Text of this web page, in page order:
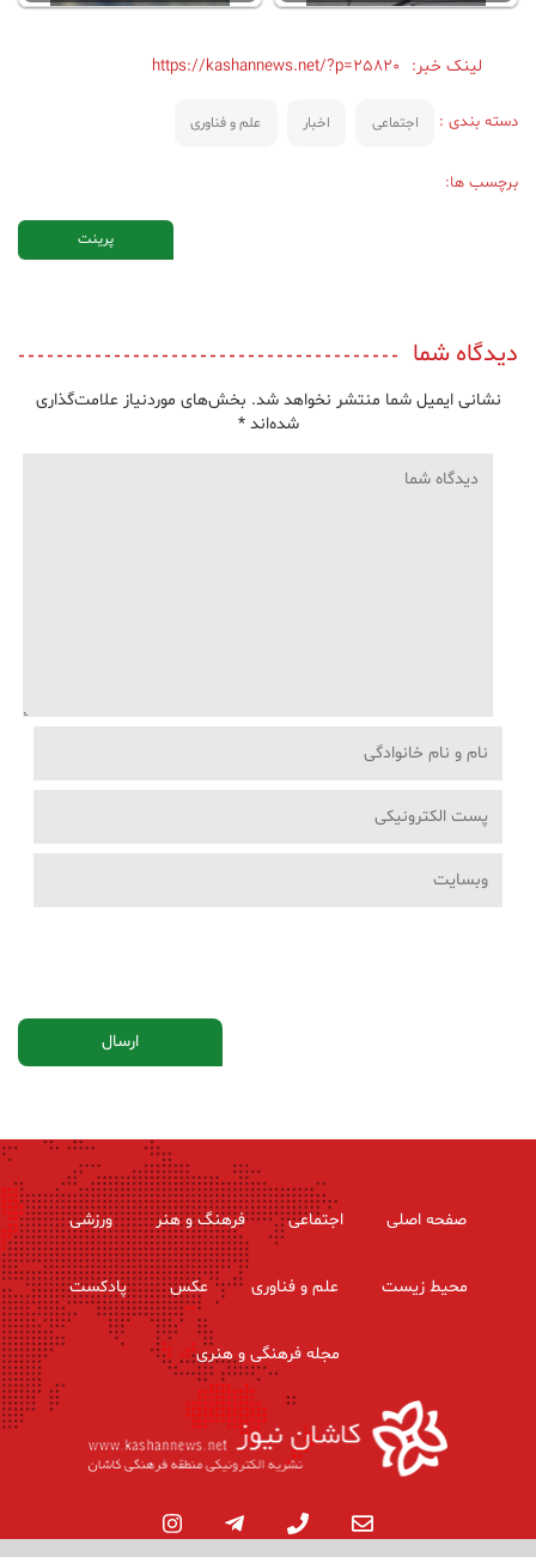
لینک خبر: https://kashannews.net/?p=25820
دسته بندی : اجتماعی اخبار علم و فناوری
برچسب ها:
پرینت
دیدگاه شما
نشانی ایمیل شما منتشر نخواهد شد. بخش‌های موردنیاز علامت‌گذاری
شده‌اند*
صفحه اصلی اجتماعی فرهنگ و هنر ورزشی
محیط زیست علم و فناوری عکس پادکست
مجله فرهنگی و هنری